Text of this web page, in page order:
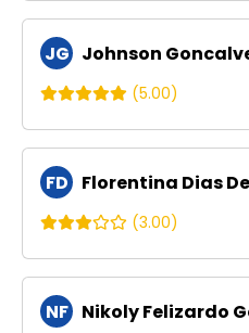
JG Johnson
(5.00)
FD Florentina Dias
(3.00)
NF Nikoly Felizardo